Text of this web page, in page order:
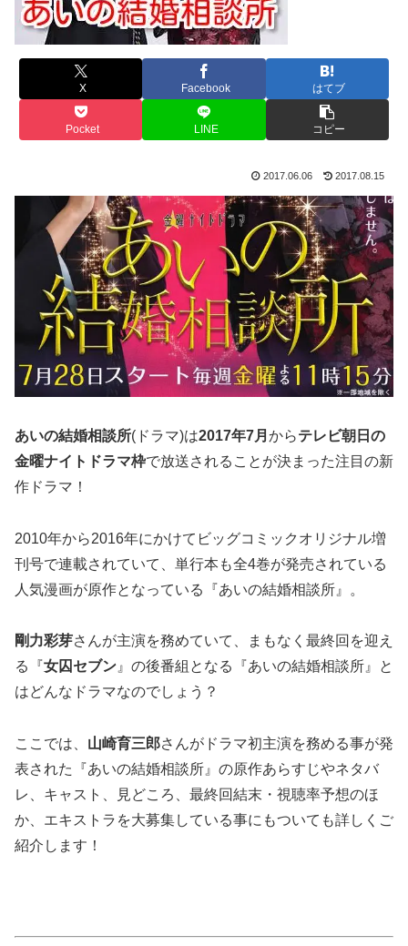
X Facebook はてブ
Pocket LINE コピー
2017.06.06 2017.08.15
あいの結婚相談所(ドラマ)は2017年7月 からテレビ朝日の
金曜ナイトドラマ枠で放送されることが決まった注目の新
作ドラマ！
2010年から2016年にかけてビッグコミックオリジナル増
刊号で連載されていて、単行本も全4巻が発売されている
人気漫画が原作となっている『あいの結婚相談所』。
剛力彩芽さんが主演を務めていて、まもなく最終回を迎え
る『女囚セブン 』の後番組となる『あいの結婚相談所』と
はどんなドラマなのでしょう？
ここでは、 山崎育三郎さんがドラマ初主演を務める事が発
表された『あいの結婚相談所』の原作あらすじやネタバ
レ、キャスト、見どころ、最終回結末・視聴率予想のほ
か、エキストラを大募集している事にもついても詳しくご
紹介します！